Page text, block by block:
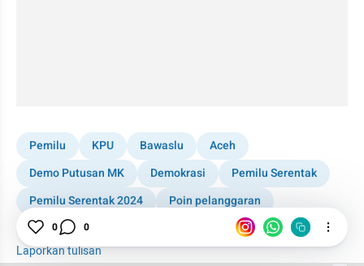
Pemilu KPU Bawaslu
Aceh
Demo Putusan MK
Demokrasi
Pemilu Serentak
Pemilu Serentak 2024
Poin pelanggaran
Indonesia
Laporkan tulisan
0 0